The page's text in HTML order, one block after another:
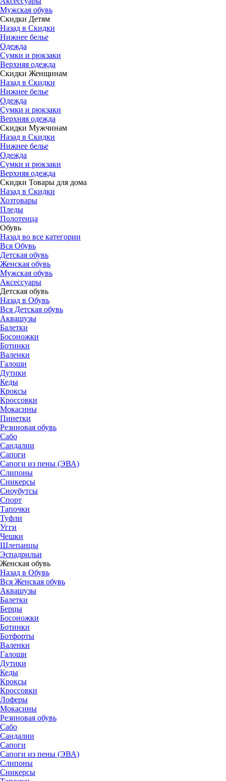
Мужская обувь
Скидки Детям
Назад в Скидки
Нижнее белье
Одежда
Сумки и рюкзаки
Верхняя одежда
Скидки Женщинам
Назад в Скидки
Нижнее белье
Одежда
Сумки и рюкзаки
Верхняя одежда
Скидки Мужчинам
Назад в Скидки
Нижнее белье
Одежда
Сумки и рюкзаки
Верхняя одежда
Скидки Товары для дома
Назад в Скидки
Хозтовары
Пледы
Полотенца
Обувь
Назад во все категории
Вся Обувь
Детская обувь
Женская обувь
Мужская обувь
Аксессуары
Детская обувь
Назад в Обувь
Вся Детская обувь
Аквашузы
Балетки
Босоножки
Ботинки
Валенки
Галоши
Дутики
Кеды
Кроксы
Кроссовки
Мокасины
Пинетки
Резиновая обувь
Сабо
Сандалии
Сапоги
Сапоги из пены (ЭВА)
Слипоны
Сникерсы
Сноубутсы
Спорт
Тапочки
Туфли
Угги
Чешки
Шлепанцы
Эспадрильи
Женская обувь
Назад в Обувь
Вся Женская обувь
Аквашузы
Балетки
Берцы
Босоножки
Ботинки
Ботфорты
Валенки
Галоши
Дутики
Кеды
Кроксы
Кроссовки
Лоферы
Мокасины
Резиновая обувь
Сабо
Сандалии
Сапоги
Сапоги из пены (ЭВА)
Слипоны
Сникерсы